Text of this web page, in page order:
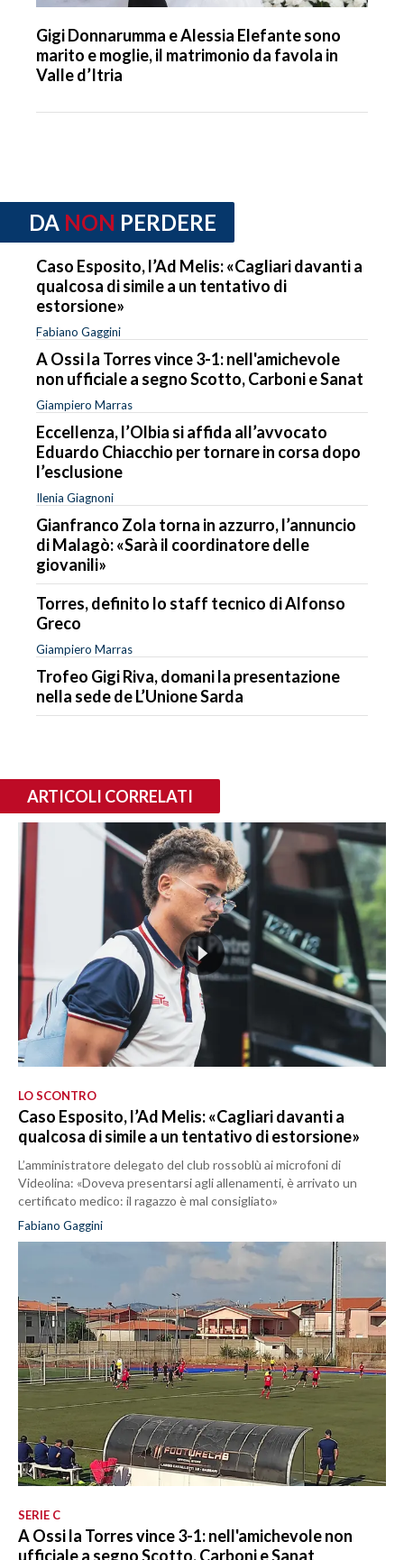
Gigi Donnarumma e Alessia Elefante sono
marito e moglie, il matrimonio da favola in
Valle d’Itria
DA NON PERDERE
Caso Esposito, l’Ad Melis: «Cagliari davanti a
qualcosa di simile a un tentativo di
estorsione»
Fabiano Gaggini
A Ossi la Torres vince 3-1: nell'amichevole
non ufficiale a segno Scotto, Carboni e Sanat
Giampiero Marras
Eccellenza, l’Olbia si affida all’avvocato
Eduardo Chiacchio per tornare in corsa dopo
l’esclusione
Ilenia Giagnoni
Gianfranco Zola torna in azzurro, l’annuncio
di Malagò: «Sarà il coordinatore delle
giovanili»
Torres, definito lo staff tecnico di Alfonso
Greco
Giampiero Marras
Trofeo Gigi Riva, domani la presentazione
nella sede de L’Unione Sarda
ARTICOLI CORRELATI
LO SCONTRO
Caso Esposito, l’Ad Melis: «Cagliari davanti a
qualcosa di simile a un tentativo di estorsione»
L’amministratore delegato del club rossoblù ai microfoni di
Videolina: «Doveva presentarsi agli allenamenti, è arrivato un
certificato medico: il ragazzo è mal consigliato»
Fabiano Gaggini
SERIE C
A Ossi la Torres vince 3-1: nell'amichevole non
ufficiale a segno Scotto, Carboni e Sanat